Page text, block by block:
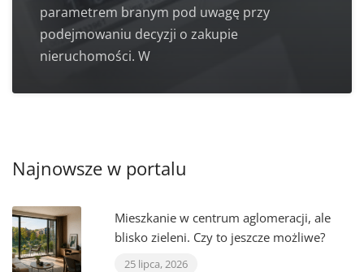
parametrem branym pod uwagę przy
podejmowaniu decyzji o zakupie
nieruchomości. W
Najnowsze w portalu
Mieszkanie w centrum aglomeracji, ale
blisko zieleni. Czy to jeszcze możliwe?
25 lipca, 2026